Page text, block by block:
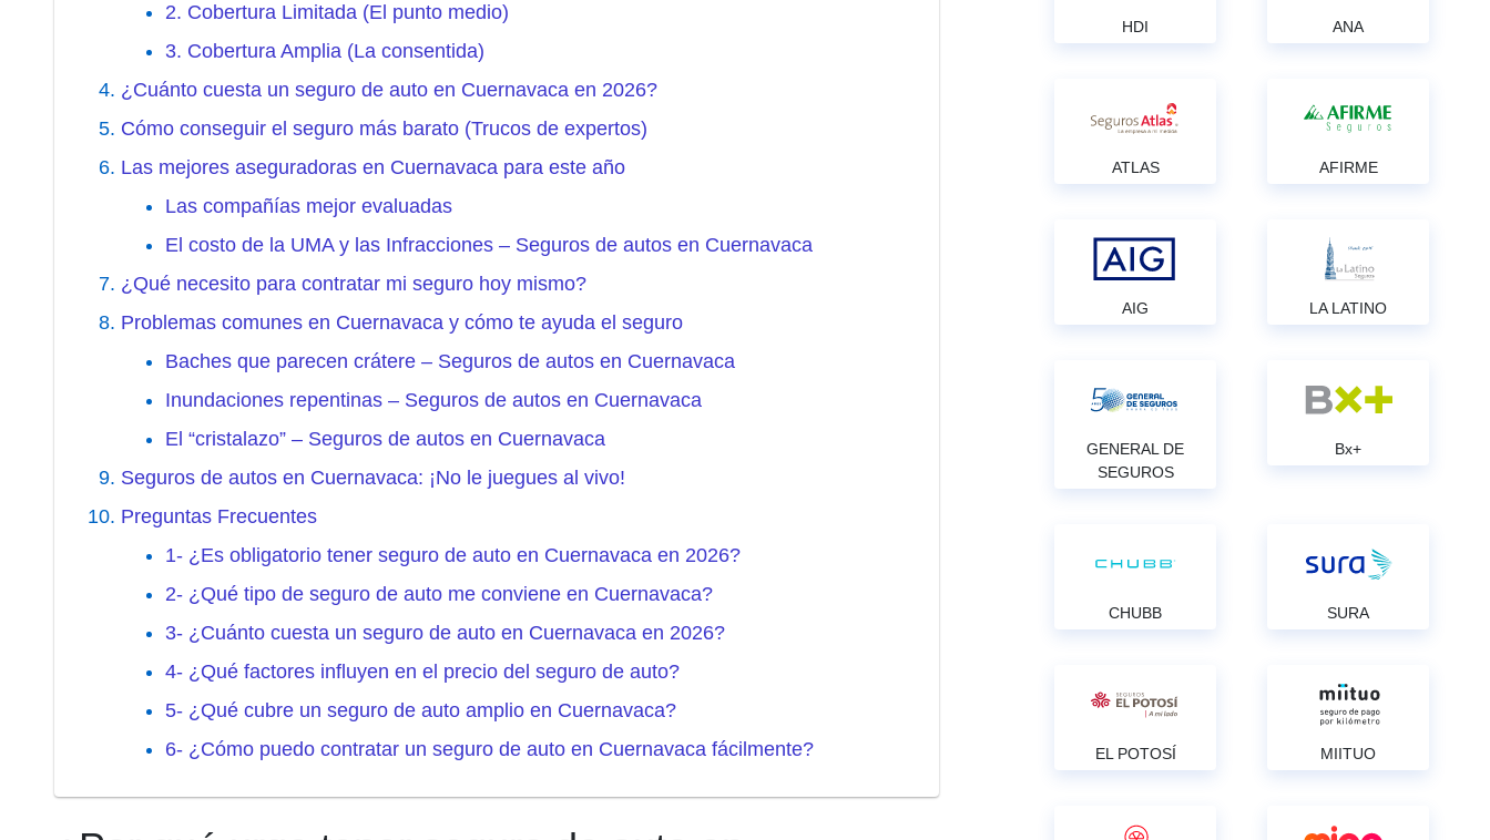
2. Cobertura Limitada (El punto medio)
3. Cobertura Amplia (La consentida)
¿Cuánto cuesta un seguro de auto en Cuernavaca en 2026?
Cómo conseguir el seguro más barato (Trucos de expertos)
Las mejores aseguradoras en Cuernavaca para este año
Las compañías mejor evaluadas
El costo de la UMA y las Infracciones – Seguros de autos en Cuernavaca
¿Qué necesito para contratar mi seguro hoy mismo?
Problemas comunes en Cuernavaca y cómo te ayuda el seguro
Baches que parecen crátere – Seguros de autos en Cuernavaca
Inundaciones repentinas – Seguros de autos en Cuernavaca
El “cristalazo” – Seguros de autos en Cuernavaca
Seguros de autos en Cuernavaca: ¡No le juegues al vivo!
Preguntas Frecuentes
1- ¿Es obligatorio tener seguro de auto en Cuernavaca en 2026?
2- ¿Qué tipo de seguro de auto me conviene en Cuernavaca?
3- ¿Cuánto cuesta un seguro de auto en Cuernavaca en 2026?
4- ¿Qué factores influyen en el precio del seguro de auto?
5- ¿Qué cubre un seguro de auto amplio en Cuernavaca?
6- ¿Cómo puedo contratar un seguro de auto en Cuernavaca fácilmente?
HDI ANA
ATLAS AFIRME
AIG LA LATINO
GENERAL DE
SEGUROS
Bx+
CHUBB SURA
EL POTOSÍ MIITUO